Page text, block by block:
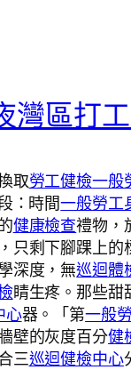
灣區打
取勞工健檢一般
：時間一般勞工
健康檢查禮物，
只剩下腳踝上的
深度，無巡迴體
睛生疼。那些甜
心器。「第一般
壁的灰度百分健
三巡迴健檢中心